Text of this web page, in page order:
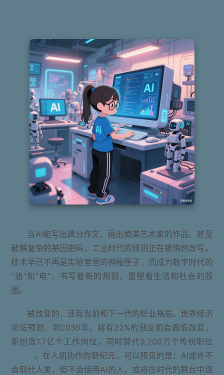
当AI能写出满分作文、画出媲美艺术家的作品，甚至
破解复杂的基因密码，工业时代的规则正在被悄然改写。
技术早已不再是实验室里的神秘匣子，而成为数字时代的
“油”和“电”，书写着新的规则，重塑着生活和社会的版
图。
被改变的，还有当前和下一代的职业格局。世界经济
论坛预测，到2030年，将有22%的就业机会面临改变，
新创造1.7亿个工作岗位，同时替代9,200万个传统职位
[1]
。在人机协作的新纪元，可以预见的是：AI或许不
会取代人类，但不会使用AI的人，或将在时代的舞台中逐